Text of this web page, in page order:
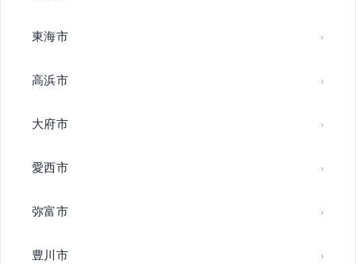
東海市
高浜市
大府市
愛西市
弥富市
豊川市